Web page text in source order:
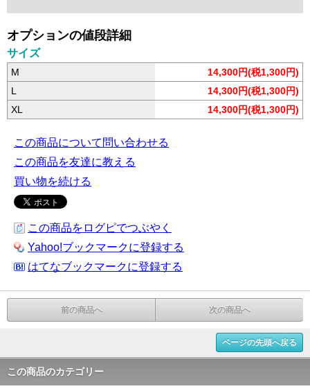
オプションの値段詳細
サイズ
M
14,300円(税1,300円)
L
14,300円(税1,300円)
XL
14,300円(税1,300円)
この商品について問い合わせる
この商品を友達に教える
買い物を続ける
この商品をログピでつぶやく
Yahoo!ブックマークに登録する
はてなブックマークに登録する
前の商品へ 次の商品へ
ページの先頭へ戻る
この商品のカテゴリー